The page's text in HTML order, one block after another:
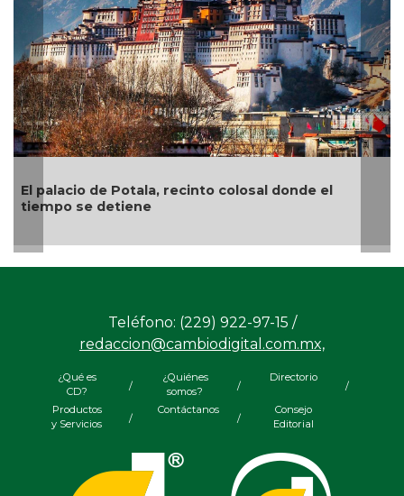
El palacio de Potala, recinto colosal donde el
tiempo se detiene
Teléfono: (229) 922-97-15 /
redaccion@cambiodigital.com.mx,
¿Qué es
CD?
/
¿Quiénes
somos?
/
Directorio
/
Productos
y Servicios
/
Contáctanos
/
Consejo
Editorial